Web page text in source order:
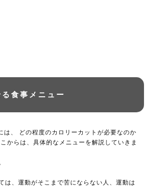
食事メニュー
は、 どの程度のカロリーカットが必要なのか
からは、具体的なメニューを解説していきま
は、運動がそこまで苦にならない人、運動は